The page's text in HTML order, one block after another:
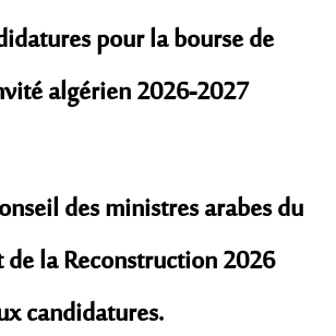
pour la bourse de
algérien 2026-2027
des ministres arabes du
de la Reconstruction 2026
candidatures.